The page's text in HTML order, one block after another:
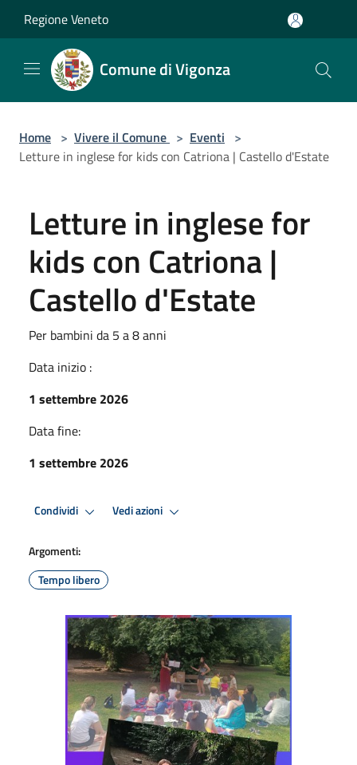
Regione Veneto
Comune di Vigonza
Home > Vivere il Comune > Eventi >
Letture in inglese for kids con Catriona | Castello d'Estate
Letture in inglese for
kids con Catriona |
Castello d'Estate
Per bambini da 5 a 8 anni
Data inizio :
1 settembre 2026
Data fine:
1 settembre 2026
Condividi Vedi azioni
Argomenti:
Tempo libero